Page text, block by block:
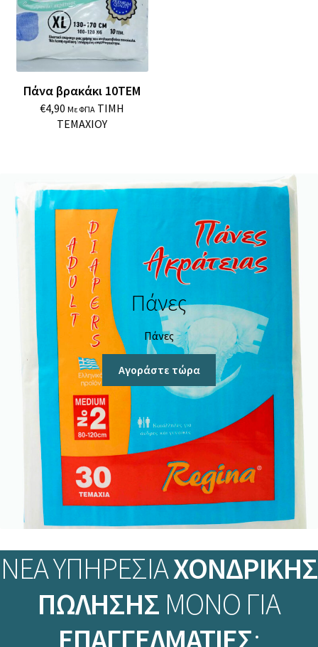
Πάνα βρακάκι 10ΤΕΜ
€4,90 Με ΦΠΑ ΤΙΜΗ
ΤΕΜΑΧΙΟΥ
Πάνες
Πάνες
Αγοράστε τώρα
ΝΕΑ ΥΠΗΡΕΣΙΑΧΟΝΔΡΙΚΗΣ
ΠΩΛΗΣΗΣ ΜΟΝΟ ΓΙΑ
ΕΠΑΓΓΕΛΜΑΤΙΕΣ: